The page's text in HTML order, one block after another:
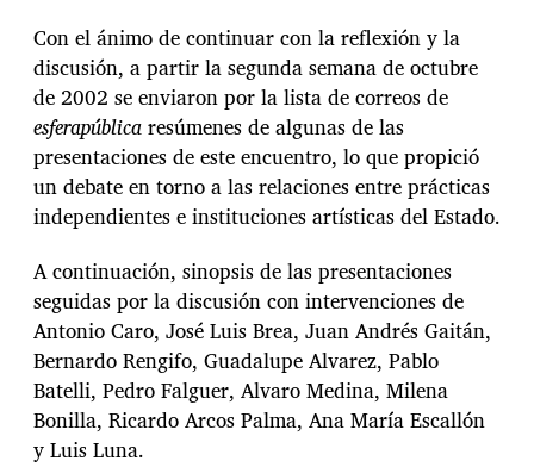
Con el ánimo de continuar con la reflexión y la
discusión, a partir la segunda semana de octubre
de 2002 se enviaron por la lista de correos de
esferapúblicaresúmenes de algunas de las
presentaciones de este encuentro, lo que propició
un debate en torno a las relaciones entre prácticas
independientes e instituciones artísticas del Estado.
A continuación, sinopsis de las presentaciones
seguidas por la discusión con intervenciones de
Antonio Caro, José Luis Brea, Juan Andrés Gaitán,
Bernardo Rengifo, Guadalupe Alvarez, Pablo
Batelli, Pedro Falguer, Alvaro Medina, Milena
Bonilla, Ricardo Arcos Palma, Ana María Escallón
y Luis Luna.